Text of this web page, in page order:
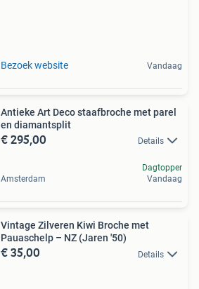
Bezoek website Vandaag
Antieke Art Deco staafbroche met parel
en diamantsplit
€ 295,00 Details
Amsterdam
Dagtopper
Vandaag
Vintage Zilveren Kiwi Broche met
Pauaschelp – NZ (Jaren '50)
€ 35,00 Details